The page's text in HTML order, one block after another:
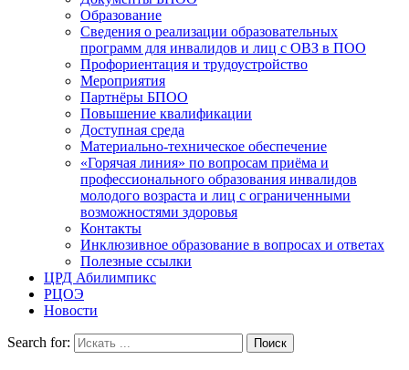
Образование
Сведения о реализации образовательных
программ для инвалидов и лиц с ОВЗ в ПОО
Профориентация и трудоустройство
Мероприятия
Партнёры БПОО
Повышение квалификации
Доступная среда
Материально-техническое обеспечение
«Горячая линия» по вопросам приёма и
профессионального образования инвалидов
молодого возраста и лиц с ограниченными
возможностями здоровья
Контакты
Инклюзивное образование в вопросах и ответах
Полезные ссылки
ЦРД Абилимпикс
РЦОЭ
Новости
Search for: